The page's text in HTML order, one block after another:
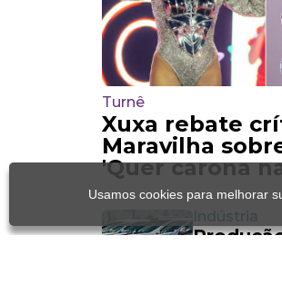
Turnê
Xuxa rebate
Maravilha
'Quer carona
Indústria
Usamos cookies para melhorar